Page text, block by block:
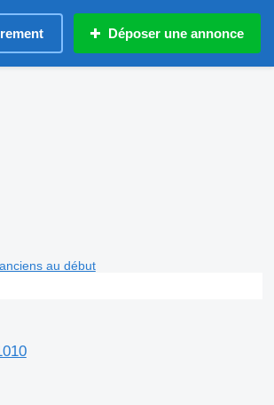
Déposer une annonce
au début